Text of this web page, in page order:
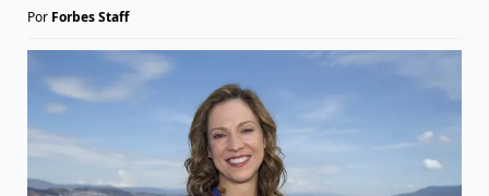
Por Forbes Staff